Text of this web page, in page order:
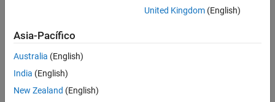
Con la descomposición empírica en modos, se puede realizar un
tiempo. Los componentes están en la misma escala de tiempo que la
otras técnicas de análisis multirresolución (MRA) como el análisis de
wavelets, la descomposición empírica en modos extrae diferentes
resoluciones de los propios datos de forma recursiva y sin necesidad
United Kingdom(English)
Asia-Pacífico
Australia (English)
India (English)
New Zealand (English)